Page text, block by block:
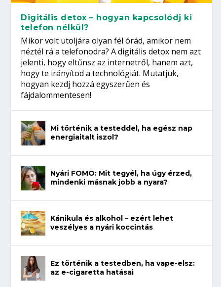
Digitális detox – hogyan kapcsolódj ki
telefon nélkül?
Mikor volt utoljára olyan fél órád, amikor nem
néztél rá a telefonodra? A digitális detox nem azt
jelenti, hogy eltűnsz az internetről, hanem azt,
hogy te irányítod a technológiát. Mutatjuk,
hogyan kezdj hozzá egyszerűen és
fájdalommentesen!
Mi történik a testeddel, ha egész nap
energiaitalt iszol?
Nyári FOMO: Mit tegyél, ha úgy érzed,
mindenki másnak jobb a nyara?
Kánikula és alkohol – ezért lehet
veszélyes a nyári koccintás
Ez történik a testedben, ha vape-elsz:
az e-cigaretta hatásai